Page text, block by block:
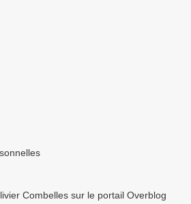
Combelles sur le portail Overblog